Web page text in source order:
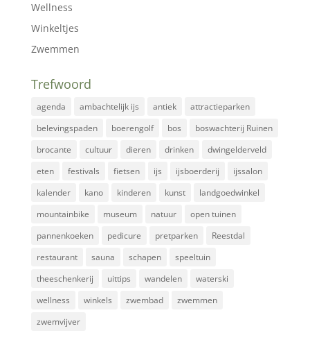
Wellness
Winkeltjes
Zwemmen
Trefwoord
agenda ambachtelijk ijs antiek
attractieparken
belevingspaden
boerengolf bos
boswachterij Ruinen
brocante
cultuur dieren drinken
dwingelderveld
eten
festivals fietsen ijs ijsboerderij
ijssalon
kalender
kano kinderen kunst
landgoedwinkel
mountainbike
museum natuur
open tuinen
pannenkoeken
pedicure pretparken
Reestdal
restaurant
sauna schapen
speeltuin
theeschenkerij
uittips wandelen
waterski
wellness
winkels zwembad
zwemmen
zwemvijver